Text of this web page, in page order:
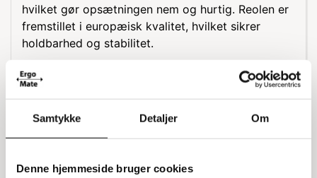
Samtykke Detaljer Om
Denne hjemmeside bruger cookies
hvilket gør opsætningen nem og hurtig. Reolen er
fremstillet i europæisk kvalitet, hvilket sikrer
holdbarhed og stabilitet.
Materialer og opbygning
Atlas storreol er designet til at være både
funktionel og slidstærk. De blå stiger og orange
bjælker giver en solid struktur, mens spånpladerne
samlet længde på 380 cm og en dybde på 80 cm,